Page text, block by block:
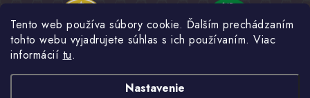
Tento web používa súbory cookie. Ďalším prechádzaním
tohto webu vyjadrujete súhlas s ich používaním. Viac
informácií tu.
Nastavenie
Fotogaléria
Novinky